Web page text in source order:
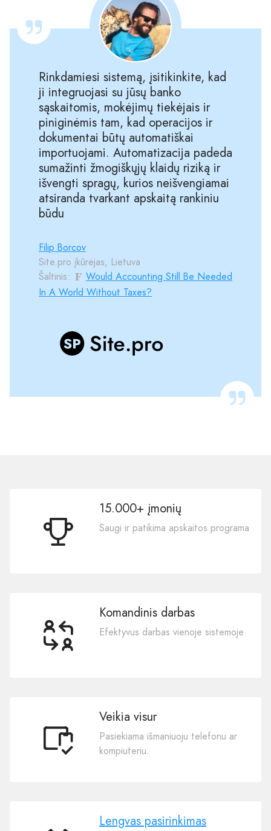
Rinkdamiesi sistemą, įsitikinkite, kad
ji integruojasi su jūsų banko
sąskaitomis, mokėjimų tiekėjais ir
piniginėmis tam, kad operacijos ir
dokumentai būtų automatiškai
importuojami. Automatizacija padeda
sumažinti žmogiškųjų klaidų riziką ir
išvengti spragų, kurios neišvengiamai
atsiranda tvarkant apskaitą rankiniu
būdu
Filip Borcov
Site.pro įkūrėjas, Lietuva
Šaltinis:
Would Accounting Still Be Needed
In A World Without Taxes?
15.000+ įmonių
Saugi ir patikima apskaitos programa
Komandinis darbas
Efektyvus darbas vienoje sistemoje
Veikia visur
Pasiekiama išmaniuoju telefonu ar
kompiuteriu.
Lengvas pasirinkimas